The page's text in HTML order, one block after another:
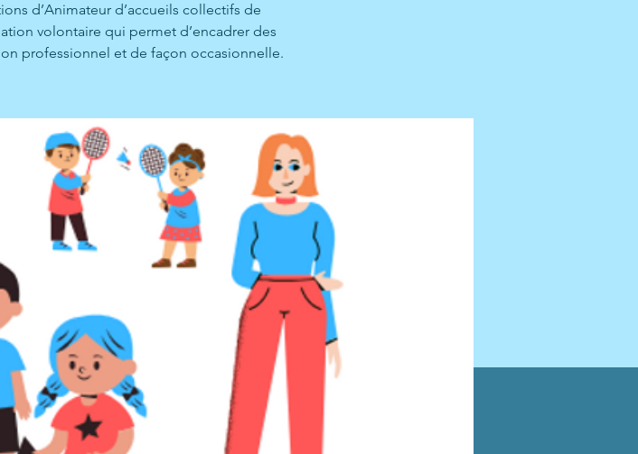
d’Animateur d’accueils collectifs de
volontaire qui permet d’encadrer des
professionnel et de façon occasionnelle.